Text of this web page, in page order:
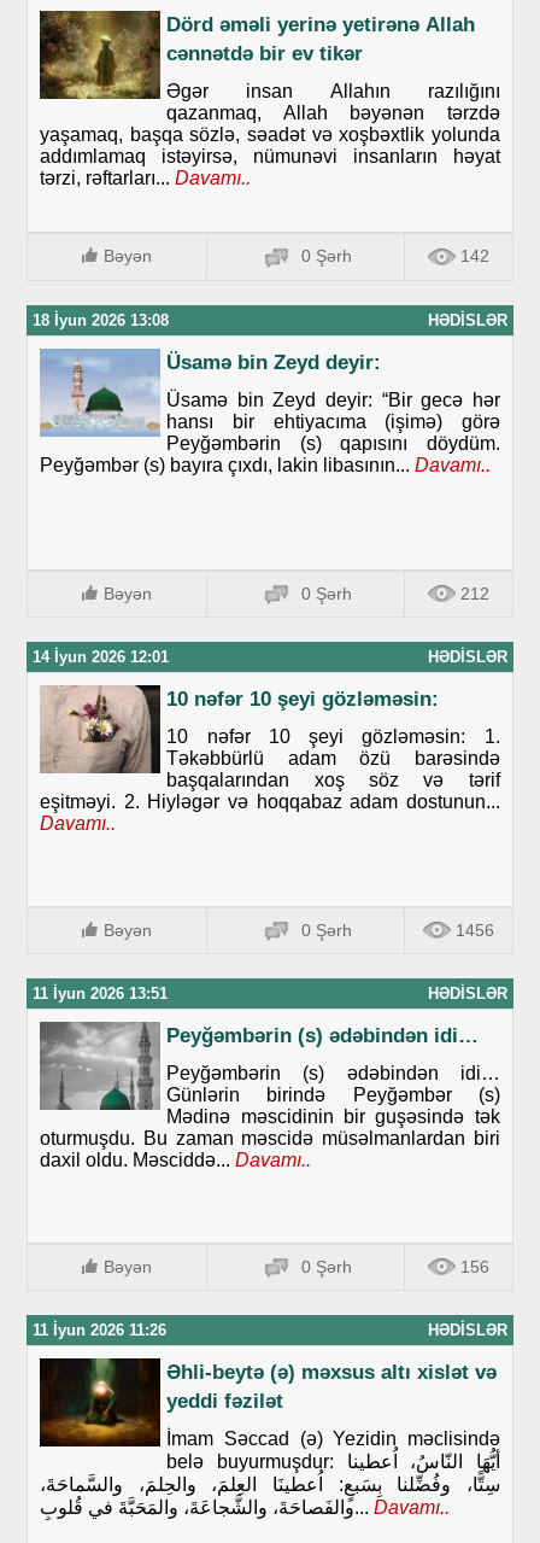
Dörd әmәli yеrinә yеtirәnə Аllаh
cәnnәtdә bir еv tikәr
Əgər insan Allahın razılığını
qazanmaq, Allah bəyənən tərzdə
yaşamaq, başqa sözlə, səadət və xoşbəxtlik yolunda
addımlamaq istəyirsə, nümunəvi insanların həyat
tərzi, rəftarları... Davamı..
Bəyən 0 Şərh 142
18 İyun 2026 13:08 HƏDISLƏR
Üsamə bin Zeyd deyir:
Üsamə bin Zeyd deyir: “Bir gecə hər
hansı bir ehtiyacıma (işimə) görə
Peyğəmbərin (s) qapısını döydüm.
Peyğəmbər (s) bayıra çıxdı, lakin libasının... Davamı..
Bəyən 0 Şərh 212
14 İyun 2026 12:01 HƏDISLƏR
10 nəfər 10 şeyi gözləməsin:
10 nəfər 10 şeyi gözləməsin: 1.
Təkəbbürlü adam özü barəsində
başqalarından xoş söz və tərif
eşitməyi. 2. Hiyləgər və hoqqabaz adam dostunun...
Davamı..
Bəyən 0 Şərh 1456
11 İyun 2026 13:51 HƏDISLƏR
Peyğəmbərin (s) ədəbindən idi…
Peyğəmbərin (s) ədəbindən idi…
Günlərin birində Peyğəmbər (s)
Mədinə məscidinin bir guşəsində tək
oturmuşdu. Bu zaman məscidə müsəlmanlardan biri
daxil oldu. Məsciddə... Davamı..
Bəyən 0 Şərh 156
11 İyun 2026 11:26 HƏDISLƏR
Əhli-beytə (ə) məxsus altı xislət və
yeddi fəzilət
İmam Səccad (ə) Yezidin məclisində
belə buyurmuşdur: أيُّهَا النّاسُ، اُعطينا
سِتًّا، وفُضِّلنا بِسَبعٍ: اُعطينَا العِلمَ، والحِلمَ، والسَّماحَةَ،
والفَصاحَةَ، والشَّجاعَةَ، والمَحَبَّةَ في قُلوبِ... Davamı..